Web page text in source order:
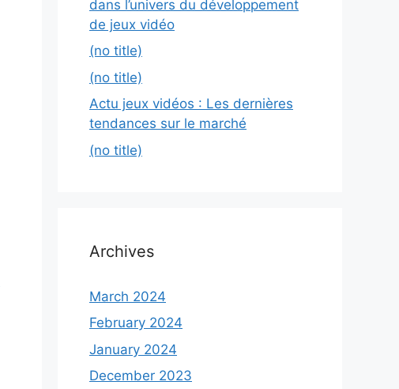
dans l’univers du développement
de jeux vidéo
(no title)
(no title)
Actu jeux vidéos : Les dernières
tendances sur le marché
(no title)
Archives
March 2024
February 2024
January 2024
December 2023